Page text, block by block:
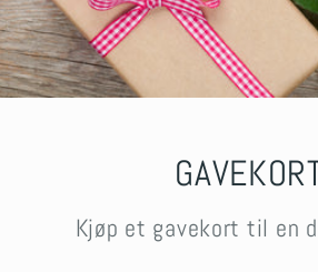
Kjøp et gavekort til en